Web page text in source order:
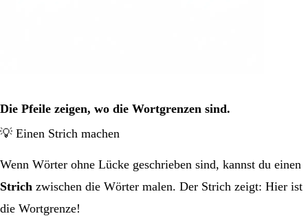
Die Pfeile zeigen, wo die Wortgrenzen sind.
💡 Einen Strich machen
Wenn Wörter ohne Lücke geschrieben sind, kannst du einen
Strich zwischen die Wörter malen. Der Strich zeigt: Hier ist
die Wortgrenze!